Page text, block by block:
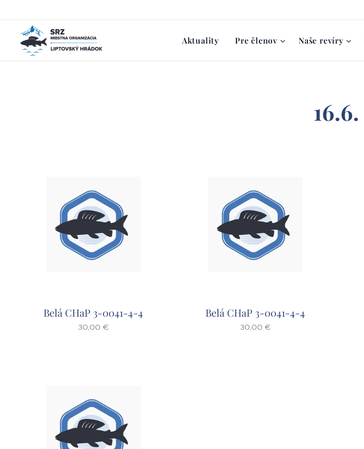
Aktuality Pre členov Naše revíry
16.6.
Belá CHaP 3-0041-4-4
30,00 €
Belá CHaP 3-0041-4-4
30,00 €